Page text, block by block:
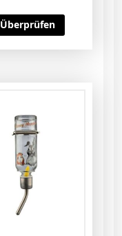
Überprüfen